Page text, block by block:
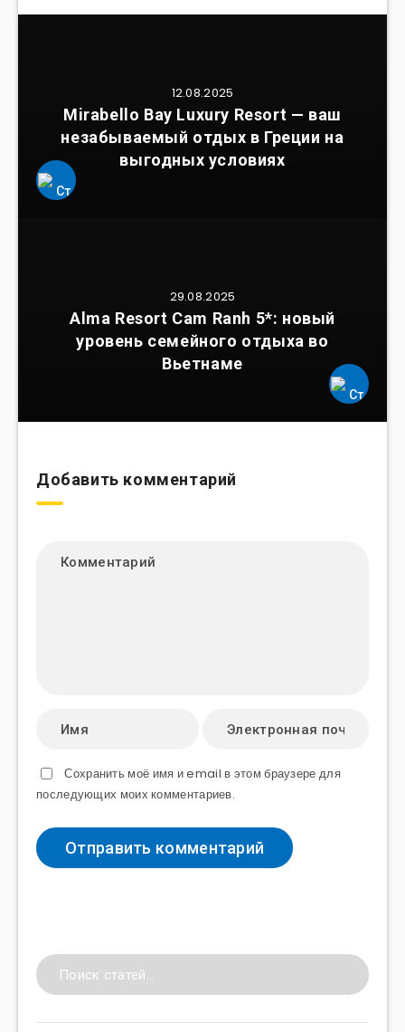
12.08.2025
Mirabello Bay Luxury Resort — ваш
незабываемый отдых в Греции на
выгодных условиях
29.08.2025
Alma Resort Cam Ranh 5*: новый
уровень семейного отдыха во
Вьетнаме
Добавить комментарий
Сохранить моё имя и email в этом браузере для
последующих моих комментариев.